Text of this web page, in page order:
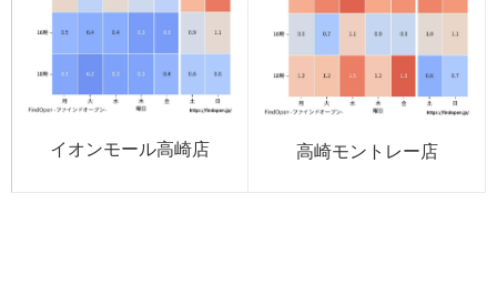
イオンモール高崎店 高崎モントレー店